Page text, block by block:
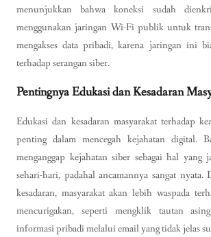
menunjukkan bahwa koneksi sudah
menggunakan jaringan Wi-Fi publik untuk
mengakses data pribadi, karena jaringan ini
terhadap serangan siber.
Pentingnya Edukasi dan Kesadaran
Edukasi dan kesadaran masyarakat terhadap
penting dalam mencegah kejahatan digital.
menganggap kejahatan siber sebagai hal
sehari-hari, padahal ancamannya sangat nyata.
kesadaran, masyarakat akan lebih waspada
mencurigakan, seperti mengklik tautan
informasi pribadi melalui email yang tidak jelas